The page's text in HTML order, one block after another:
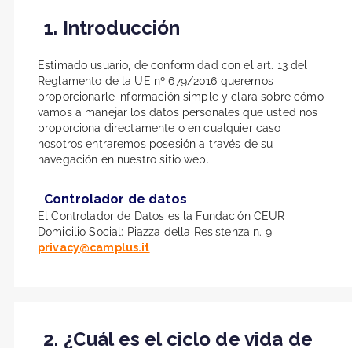
1. Introducción
Estimado usuario, de conformidad con el art. 13 del
Reglamento de la UE nº 679/2016 queremos
proporcionarle información simple y clara sobre cómo
vamos a manejar los datos personales que usted nos
proporciona directamente o en cualquier caso
nosotros entraremos posesión a través de su
navegación en nuestro sitio web.
Controlador de datos
El Controlador de Datos es la Fundación CEUR
Domicilio Social: Piazza della Resistenza n. 9
privacy@camplus.it
2. ¿Cuál es el ciclo de vida de